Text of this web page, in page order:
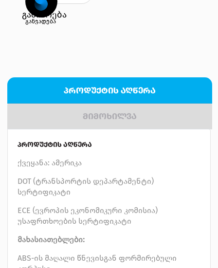
განვადება
გაზიარება
ᲞᲠᲝᲓᲣᲥᲢᲘᲡ ᲐᲦᲬᲔᲠᲐ
ᲛᲘᲛᲝᲮᲘᲚᲕᲐ
ᲞᲠᲝᲓᲣᲥᲢᲘᲡ ᲐᲦᲬᲔᲠᲐ
ქვეყანა: ამერიკა
DOT (ტრანსპორტის დეპარტამენტი)
სერტიფიკატი
ECE (ევროპის ეკონომიკური კომისია)
უსაფრთხოების სერტიფიკატი
მახასიათებლები:
ABS-ის მაღალი წნევისგან ფორმირებული